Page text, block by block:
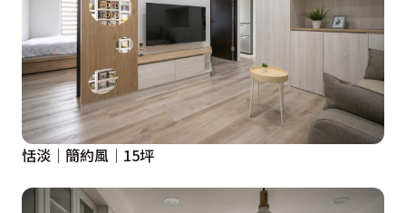
恬淡│簡約風│15坪